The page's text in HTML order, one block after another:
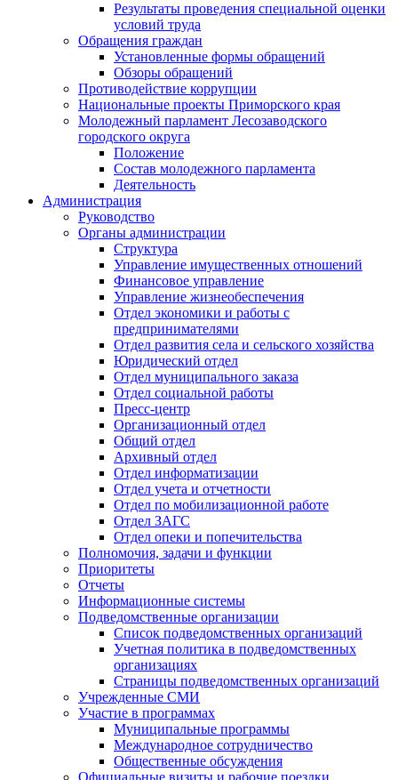
Результаты проведения специальной оценки
условий труда
Обращения граждан
Установленные формы обращений
Обзоры обращений
Противодействие коррупции
Национальные проекты Приморского края
Молодежный парламент Лесозаводского
городского округа
Положение
Состав молодежного парламента
Деятельность
Администрация
Руководство
Органы администрации
Структура
Управление имущественных отношений
Финансовое управление
Управление жизнеобеспечения
Отдел экономики и работы с
предпринимателями
Отдел развития села и сельского хозяйства
Юридический отдел
Отдел муниципального заказа
Отдел социальной работы
Пресс-центр
Организационный отдел
Общий отдел
Архивный отдел
Отдел информатизации
Отдел учета и отчетности
Отдел по мобилизационной работе
Отдел ЗАГС
Отдел опеки и попечительства
Полномочия, задачи и функции
Приоритеты
Отчеты
Информационные системы
Подведомственные организации
Список подведомственных организаций
Учетная политика в подведомственных
организациях
Страницы подведомственных организаций
Учрежденные СМИ
Участие в программах
Муниципальные программы
Международное сотрудничество
Общественные обсуждения